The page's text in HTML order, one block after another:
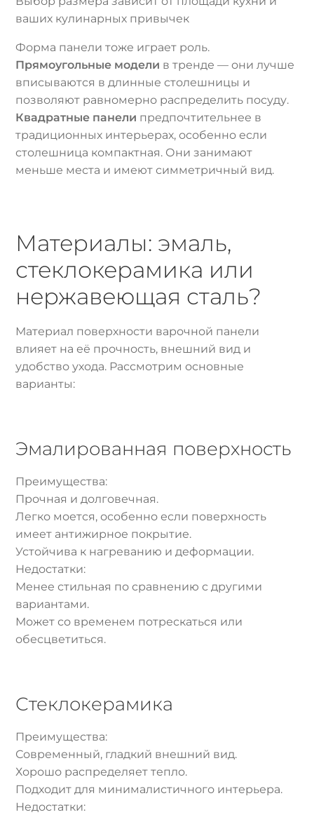
ваших кулинарных привычек
Форма панели тоже играет роль.
Прямоугольные модели в тренде — они лучше
вписываются в длинные столешницы и
позволяют равномерно распределить посуду.
Квадратные панели предпочтительнее в
традиционных интерьерах, особенно если
столешница компактная. Они занимают
меньше места и имеют симметричный вид.
Материалы: эмаль,
стеклокерамика или
нержавеющая сталь?
Материал поверхности варочной панели
влияет на её прочность, внешний вид и
удобство ухода. Рассмотрим основные
варианты:
Эмалированная поверхность
Преимущества:
Прочная и долговечная.
Легко моется, особенно если поверхность
имеет антижирное покрытие.
Устойчива к нагреванию и деформации.
Недостатки:
Менее стильная по сравнению с другими
вариантами.
Может со временем потрескаться или
обесцветиться.
Стеклокерамика
Преимущества:
Современный, гладкий внешний вид.
Хорошо распределяет тепло.
Подходит для минималистичного интерьера.
Недостатки: